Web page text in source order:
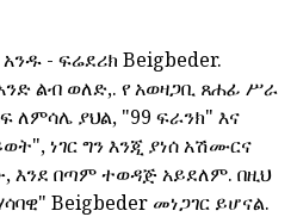
- ፍሬደሪክ Beigbeder.
ልብ ወለድ,. የ አወዛጋቢ ጸሐፊ ሥራ
ያህል, "99 ፍራንክ" እና
ነገር ግን እንጂ ያነሰ አሽሙርና
በጣም ተወዳጅ አይደለም. በዚህ
Beigbeder መነጋገር ይሆናል.